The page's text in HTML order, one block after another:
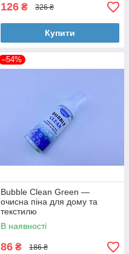
126 ₴ 326 ₴
Купити
–54%
Bubble Clean Green —
очисна піна для дому та
текстилю
В наявності
86 ₴ 186 ₴